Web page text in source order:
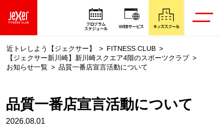
近トレしよう【ジェクサー】
FITNESS CLUB
【ジェクサー新川崎】新川崎スクエア4階のスポーツクラブ
お知らせ一覧
品質一番店宣言活動について
品質一番店宣言活動について
2026.08.01